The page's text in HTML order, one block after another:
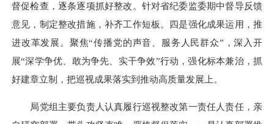
督促检查，逐条逐项抓好整改。针对省纪委监委期中督导反馈
意见，制定整改措施，补齐工作短板。四是强化成果运用，推
进改革发展。聚焦“传播党的声音、服务人民群众”，深入开
展“深学争优、敢为争先、实干争效”行动，强化标本兼治，抓
好建章立制，把巡视成果落实到推动高质量发展上。
局党组主要负责人认真履行巡视整改第一责任人责任，亲